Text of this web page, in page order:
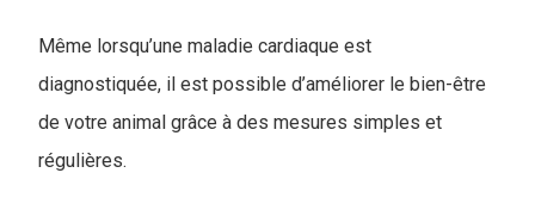
Même lorsqu’une maladie cardiaque est
diagnostiquée, il est possible d’améliorer le bien-être
de votre animal grâce à des mesures simples et
régulières.